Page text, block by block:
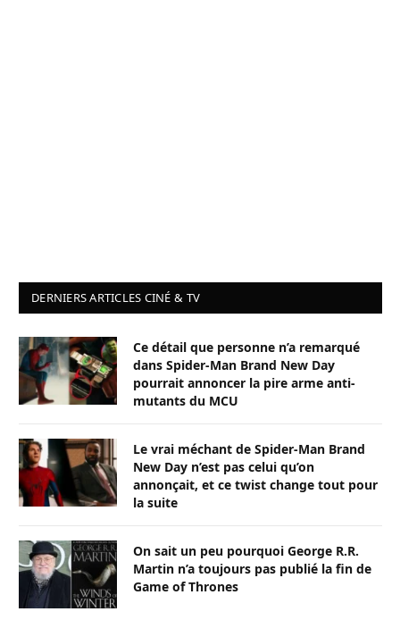
DERNIERS ARTICLES CINÉ & TV
Ce détail que personne n’a remarqué
dans Spider-Man Brand New Day
pourrait annoncer la pire arme anti-
mutants du MCU
Le vrai méchant de Spider-Man Brand
New Day n’est pas celui qu’on
annonçait, et ce twist change tout pour
la suite
On sait un peu pourquoi George R.R.
Martin n’a toujours pas publié la fin de
Game of Thrones